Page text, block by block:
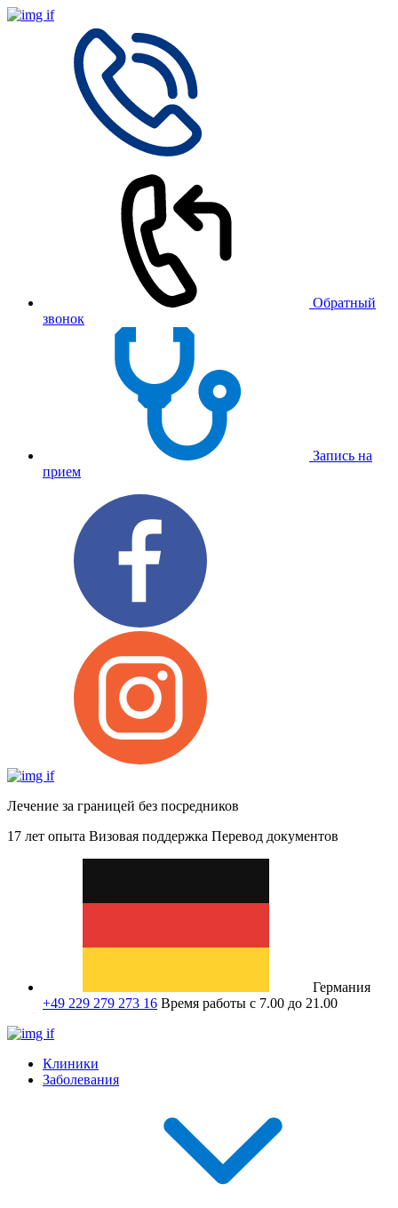
Обратный
звонок
Запись на
прием
Лечение за границей без посредников
17 лет опыта Визовая поддержка Перевод документов
Германия
+49 229 279 273 16 Время работы с 7.00 до 21.00
Клиники
Заболевания